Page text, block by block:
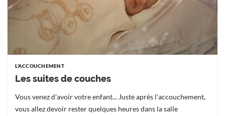
L'ACCOUCHEMENT
Les suites de couches
Vous venez d'avoir votre enfant... Juste après l'accouchement,
vous allez devoir rester quelques heures dans la salle